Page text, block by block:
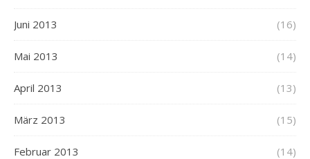
Juni 2013 (16)
Mai 2013 (14)
April 2013 (13)
März 2013 (15)
Februar 2013 (14)